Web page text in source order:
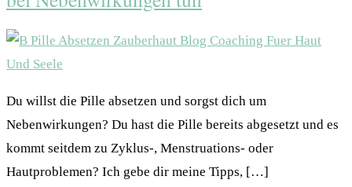
Du willst die Pille absetzen und sorgst dich um
Nebenwirkungen? Du hast die Pille bereits abgesetzt und es
kommt seitdem zu Zyklus-, Menstruations- oder
Hautproblemen? Ich gebe dir meine Tipps, […]